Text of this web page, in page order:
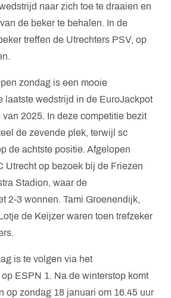
naar zich toe te draaien en
de beker te behalen. In de
treffen de Utrechters PSV, op
zondag is een mooie
laatste wedstrijd in de EuroJackpot
2025. In deze competitie bezit
de zevende plek, terwijl sc
de achtste positie. Afgelopen
Utrecht op bezoek bij de Friezen
Stadion, waar de
2-3 wonnen. Tami Groenendijk,
de Keijzer waren toen trefzeker
is te volgen via het
ESPN 1. Na de winterstop komt
op zondag 18 januari om 16.45 uur